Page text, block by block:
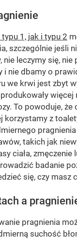
1, jak i typu 2
szczególnie jeśli
leczymy się, nie
nie dbamy o
we krwi jest zbyt
To powoduje, że
korzystamy z
takich jak
ciała, zmęczenie
badanie
się, czy masz
a
pragnienia
suchość